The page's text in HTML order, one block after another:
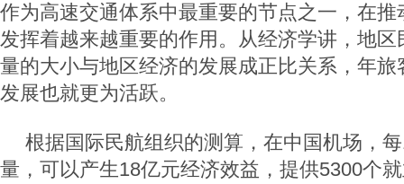
作为高速交通体系中最重要的节点之一，在
发挥着越来越重要的作用。从经济学讲，地
量的大小与地区经济的发展成正比关系，年
发展也就更为活跃。
根据国际民航组织的测算，在中国机场，
量，可以产生18亿元经济效益，提供5300个